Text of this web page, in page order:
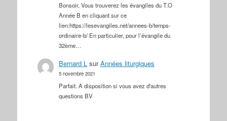
Bonsoir, Vous trouverez les évangiles du T.O
Année B en cliquant sur ce
lien:https://lesevangiles.net/annees-b/temps-
ordinaire-b/ En particulier, pour l’évangile du
32ème…
Bernard LsurAnnées liturgiques
5 novembre 2021
Parfait. A disposition si vous avez d'autres
questions BV